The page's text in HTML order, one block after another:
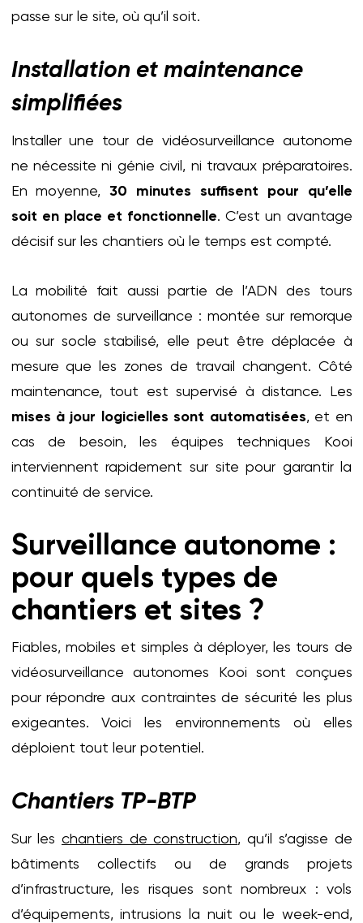
passe sur le site, où qu’il soit.
Installation et maintenance
simplifiées
Installer une tour de vidéosurveillance autonome
ne nécessite ni génie civil, ni travaux préparatoires.
En moyenne,30 minutes suffisent pour qu’elle
soit en place et fonctionnelle. C’est un avantage
décisif sur les chantiers où le temps est compté.
La mobilité fait aussi partie de l’ADN des tours
autonomes de surveillance : montée sur remorque
ou sur socle stabilisé, elle peut être déplacée à
mesure que les zones de travail changent. Côté
maintenance, tout est supervisé à distance. Les
mises à jour logicielles sont automatisées, et en
cas de besoin, les équipes techniques Kooi
interviennent rapidement sur site pour garantir la
continuité de service.
Surveillance autonome :
pour quels types de
chantiers et sites ?
Fiables, mobiles et simples à déployer, les tours de
vidéosurveillance autonomes Kooi sont conçues
pour répondre aux contraintes de sécurité les plus
exigeantes. Voici les environnements où elles
déploient tout leur potentiel.
Chantiers TP-BTP
Sur les chantiers de construction, qu’il s’agisse de
bâtiments collectifs ou de grands projets
d’infrastructure, les risques sont nombreux : vols
d’équipements,intrusions la nuit ou le week-end,